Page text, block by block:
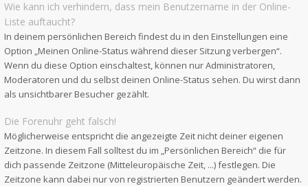
Wie kann ich verhindern, dass mein Benutzername in der Online-
Liste auftaucht?
In deinem persönlichen Bereich findest du in den Einstellungen eine
Option „Meinen Online-Status während dieser Sitzung verbergen“.
Wenn du diese Option einschaltest, können nur Administratoren,
Moderatoren und du selbst deinen Online-Status sehen. Du wirst dann
als unsichtbarer Besucher gezählt.
Die Forenuhr geht falsch!
Möglicherweise entspricht die angezeigte Zeit nicht deiner eigenen
Zeitzone. In diesem Fall solltest du im „Persönlichen Bereich“ die für
dich passende Zeitzone (Mitteleuropäische Zeit, ...) festlegen. Die
Zeitzone kann dabei nur von registrierten Benutzern geändert werden.